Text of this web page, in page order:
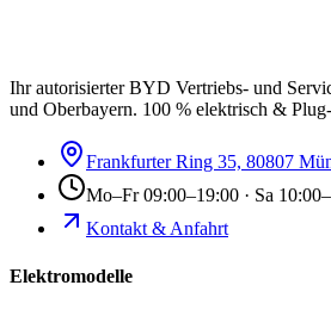
Ihr autorisierter BYD Vertriebs- und
und Oberbayern. 100 % elektrisch &
Frankfurter Ring 35, 80807
Mo–Fr 09:00–19:00 · Sa
Kontakt & Anfahrt
Elektromodelle